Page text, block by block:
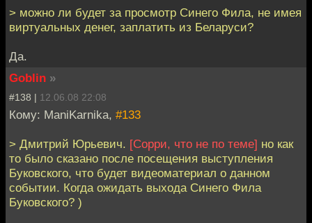
> можно ли будет за просмотр Синего Фила, не имея
виртуальных денег, заплатить из Беларуси?
Да.
Goblin »
#138 | 12.06.08 22:08
Кому: ManiKarnika, #133
> Дмитрий Юрьевич. [Сорри, что не по теме] но как
то было сказано после посещения выступления
Буковского, что будет видеоматериал о данном
событии. Когда ожидать выхода Синего Фила
Буковского? )